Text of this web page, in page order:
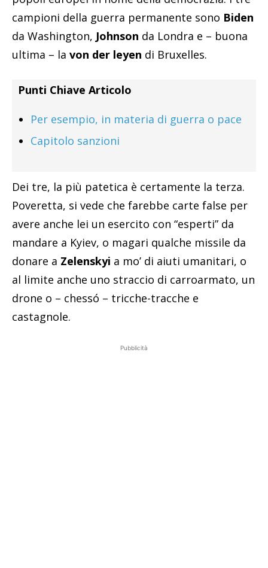
campioni della guerra permanente sono Biden
da Washington, Johnson da Londra e – buona
ultima – la von der leyen di Bruxelles.
Punti Chiave Articolo
Per esempio, in materia di guerra o pace
Capitolo sanzioni
Dei tre, la più patetica è certamente la terza.
Poveretta, si vede che farebbe carte false per
avere anche lei un esercito con “esperti” da
mandare a Kyiev, o magari qualche missile da
donare a Zelenskyi a mo’ di aiuti umanitari, o
al limite anche uno straccio di carroarmato, un
drone o – chessó – tricche-tracche e
castagnole.
Pubblicità